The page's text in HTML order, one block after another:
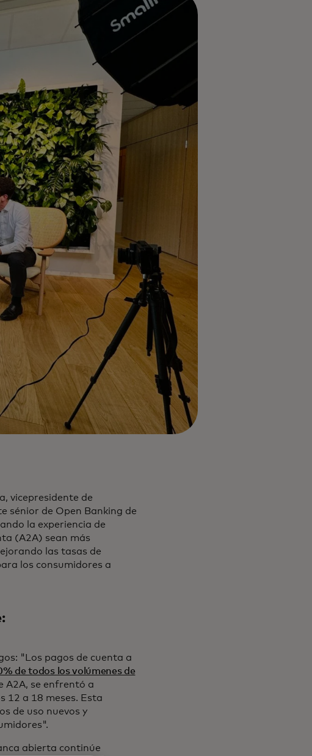
vicepresidente de
sénior de Open Banking de
la experiencia de
(A2A) sean más
las tasas de
los consumidores a
"Los pagos de cuenta a
de todos los volúmenes de
A2A, se enfrentó a
12 a 18 meses. Esta
de uso nuevos y
abierta continúe